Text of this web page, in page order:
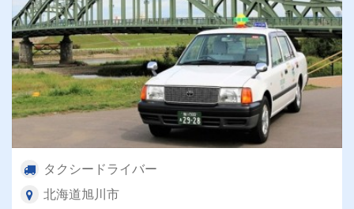
タクシードライバー
北海道旭川市